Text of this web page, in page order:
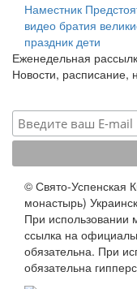
Наместник
видео братия
праздник дети
Еженедельная
Новости, расписание,
© Свято-Успенская
монастырь)
При использовании
ссылка на
обязательна. При
обязательна